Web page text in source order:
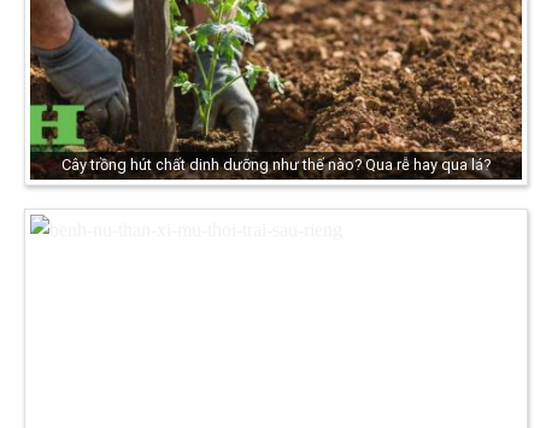
Cây trồng hút chất dinh dưỡng như thế nào? Qua rễ hay qua lá?